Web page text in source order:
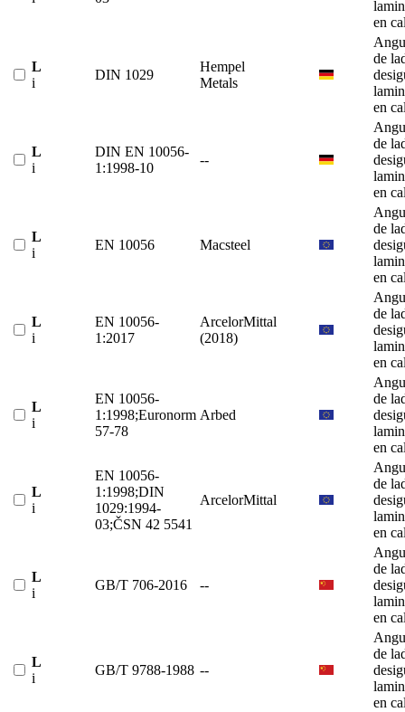
en
L
i
DIN 1029
Hempel
Metals
de
en
L
i
DIN EN 10056-
1:1998-10
--
de
en
L
i
EN 10056 Macsteel
de
en
L
i
EN 10056-
1:2017
ArcelorMittal
(2018)
de
en
L
i
EN 10056-
1:1998;Euronorm
57-78
Arbed
de
en
L
i
EN 10056-
1:1998;DIN
1029:1994-
03;ČSN 42 5541
ArcelorMittal
de
en
L
i
GB/T 706-2016 --
de
en
L
i
GB/T 9788-1988 --
de
en